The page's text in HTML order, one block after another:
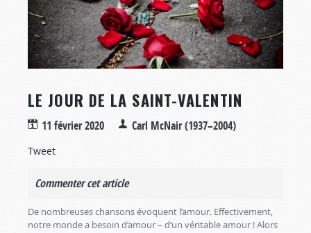
LE JOUR DE LA SAINT-VALENTIN
11 février 2020 Carl McNair (1937–2004)
Tweet
Commenter cet article
De nombreuses chansons évoquent l’amour. Effectivement,
notre monde a besoin d’amour – d’un véritable amour ! Alors